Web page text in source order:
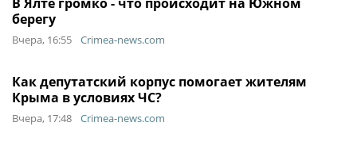
берегу
Вчера, 16:55 Crimea-news.com
Как депутатский корпус помогает жителям
Крыма в условиях ЧС?
Вчера, 17:48 Crimea-news.com